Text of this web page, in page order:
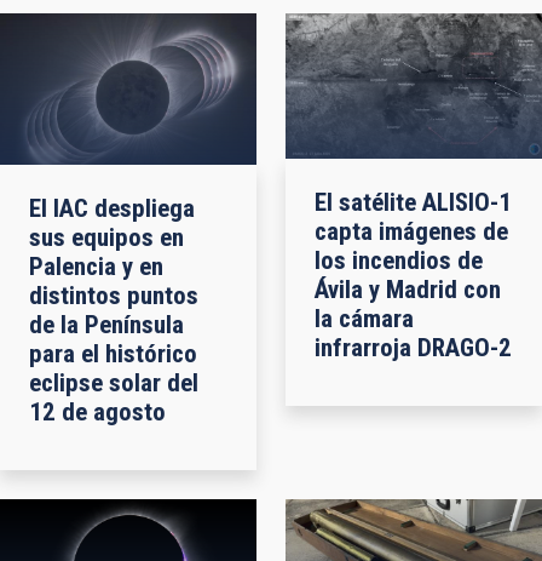
El IAC despliega
sus equipos en
Palencia y en
distintos puntos
de la Península
para el histórico
eclipse solar del
12 de agosto
El satélite ALISIO-1
capta imágenes de
los incendios de
Ávila y Madrid con
la cámara
infrarroja DRAGO-2